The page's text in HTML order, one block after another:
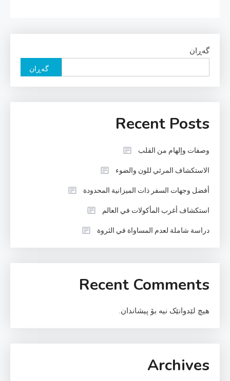
گه‌ڕان
گه‌ڕان
Recent Posts
وصفات وإلهام من القلب
الاستكشاف المرئي للون والضوء
أفضل وجهات السفر ذات الميزانية المحدودة
استكشاف أغرب المأكولات في العالم
دراسة شاملة لعدم المساواة في الثروة
Recent Comments
هیچ لێدوانێک نیە بۆ پیشاندان.
Archives